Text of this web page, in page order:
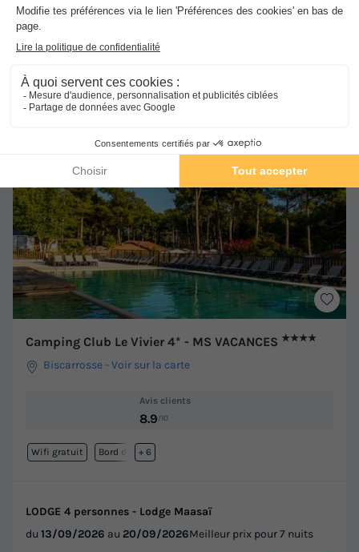
MOBILHOME 6 personnes - Essentiel 2ch 6p Signature
sans clim
385 € 269,50 €
Voir les hébergements
Camping Club Le Vivier 4* - MS VACANCES ★★★★
Biscarrosse -Voir sur la carte
Avis clients
8.9/10
Wifi gratuit Bord de mer
+ 6
LODGE 4 personnes - Lodge Maasaï
du 13/09/2026 au 20/09/2026Meilleur prix pour 7 nuits